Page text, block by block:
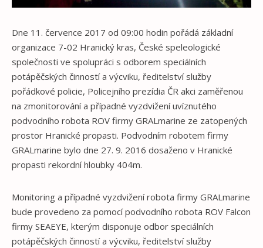
Dne 11. července 2017 od 09:00 hodin pořádá základní
organizace 7-02 Hranický kras, České speleologické
společnosti ve spolupráci s odborem speciálních
potápěčských činností a výcviku, ředitelství služby
pořádkové policie, Policejního prezídia ČR akci zaměřenou
na zmonitorování a případné vyzdvižení uvíznutého
podvodního robota ROV firmy GRALmarine ze zatopených
prostor Hranické propasti. Podvodním robotem firmy
GRALmarine bylo dne 27. 9. 2016 dosaženo v Hranické
propasti rekordní hloubky 404m.
Monitoring a případné vyzdvižení robota firmy GRALmarine
bude provedeno za pomocí podvodního robota ROV Falcon
firmy SEAEYE, kterým disponuje odbor speciálních
potápěčských činností a výcviku, ředitelství služby